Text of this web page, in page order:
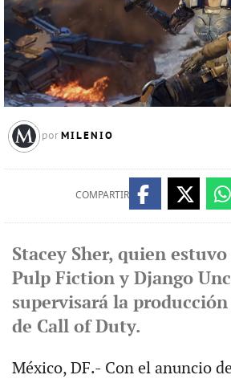
por MILENIO
COMPARTIR
Stacey Sher, quien
Pulp Fiction y Django
supervisará la
de Call of Duty.
México, DF.- Con el anuncio